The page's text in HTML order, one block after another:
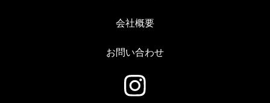
会社概要
お問い合わせ